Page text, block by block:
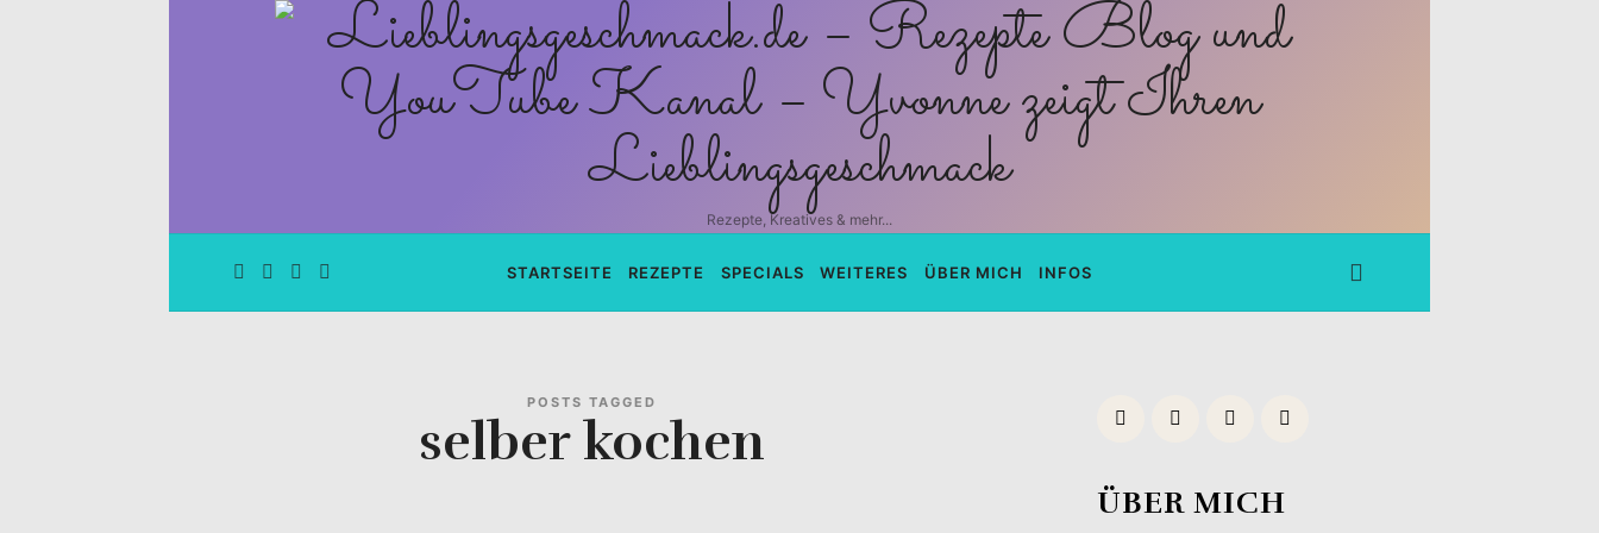
Lieblingsgeschmack.de
Rezepte
Blog
und
Kanal
Rezepte, Kreatives & mehr...
STARTSEITE REZEPTE SPECIALS WEITERES ÜBER MICH INFOS
POSTS TAGGED
selber kochen
ÜBER MICH